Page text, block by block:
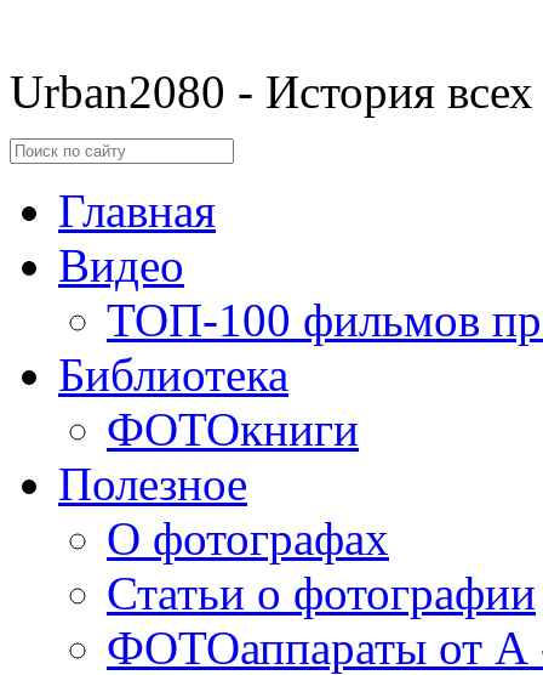
Urban2080 - История
Главная
Видео
ТОП-100 фильмов
Библиотека
ФОТОкниги
Полезное
О фотографах
Статьи о фотографии
ФОТОаппараты от А